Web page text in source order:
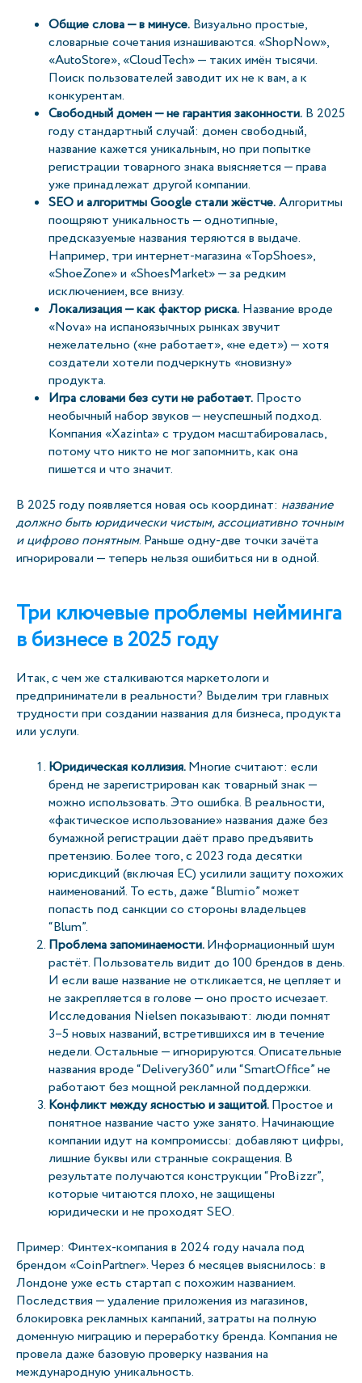
Общие слова — в минусе. Визуально простые,
словарные сочетания изнашиваются. «ShopNow»,
«AutoStore», «CloudTech» — таких имён тысячи.
Поиск пользователей заводит их не к вам, а к
конкурентам.
Свободный домен — не гарантия законности. В 2025
году стандартный случай: домен свободный,
название кажется уникальным, но при попытке
регистрации товарного знака выясняется — права
уже принадлежат другой компании.
SEO и алгоритмы Google стали жёстче.Алгоритмы
поощряют уникальность — однотипные,
предсказуемые названия теряются в выдаче.
Например, три интернет-магазина «TopShoes»,
«ShoeZone» и «ShoesMarket» — за редким
исключением, все внизу.
Локализация — как фактор риска. Название вроде
«Nova» на испаноязычных рынках звучит
нежелательно («не работает», «не едет») — хотя
создатели хотели подчеркнуть «новизну»
продукта.
Игра словами без сути не работает. Просто
необычный набор звуков — неуспешный подход.
Компания «Xazinta» с трудом масштабировалась,
потому что никто не мог запомнить, как она
пишется и что значит.
В 2025 году появляется новая ось координат: название
должно быть юридически чистым, ассоциативно точным
и цифрово понятным. Раньше одну-две точки зачёта
игнорировали — теперь нельзя ошибиться ни в одной.
Три ключевые проблемы нейминга
в бизнесе в 2025 году
Итак, с чем же сталкиваются маркетологи и
предприниматели в реальности? Выделим три главных
трудности при создании названия для бизнеса, продукта
или услуги.
Юридическая коллизия.Многие считают: если
бренд не зарегистрирован как товарный знак —
можно использовать. Это ошибка. В реальности,
«фактическое использование» названия даже без
бумажной регистрации даёт право предъявить
претензию. Более того, с 2023 года десятки
юрисдикций (включая ЕС) усилили защиту похожих
наименований. То есть, даже “Blumio” может
попасть под санкции со стороны владельцев
“Blum”.
Проблема запоминаемости.Информационный шум
растёт. Пользователь видит до 100 брендов в день.
И если ваше название не откликается, не цепляет и
не закрепляется в голове — оно просто исчезает.
Исследования Nielsen показывают: люди помнят
3–5 новых названий, встретившихся им в течение
недели. Остальные — игнорируются. Описательные
названия вроде “Delivery360” или “SmartOffice” не
работают без мощной рекламной поддержки.
Конфликт между ясностью и защитой.Простое и
понятное название часто уже занято. Начинающие
компании идут на компромиссы: добавляют цифры,
лишние буквы или странные сокращения. В
результате получаются конструкции “ProBizzr”,
которые читаются плохо, не защищены
юридически и не проходят SEO.
Пример: Финтех-компания в 2024 году начала под
брендом «CoinPartner». Через 6 месяцев выяснилось: в
Лондоне уже есть стартап с похожим названием.
Последствия — удаление приложения из магазинов,
блокировка рекламных кампаний, затраты на полную
доменную миграцию и переработку бренда. Компания не
провела даже базовую проверку названия на
международную уникальность.